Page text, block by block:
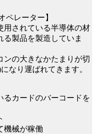
ペレーター】
用されている半導体の材
製品を製造していま
ンの大きなかたまりが切
なり運ばれてきます。
るカードのバーコードを
機械が稼働